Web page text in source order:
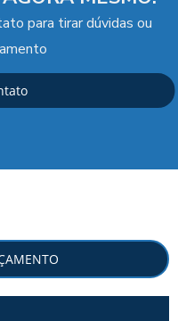
para tirar dúvidas ou